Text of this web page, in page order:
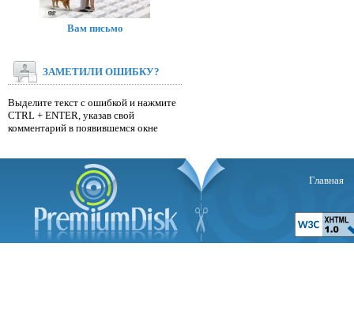
Вам письмо
ЗАМЕТИЛИ ОШИБКУ?
Выделите текст с ошибкой и нажмите
CTRL + ENTER, указав свой
комментарий в появившемся окне
Главная